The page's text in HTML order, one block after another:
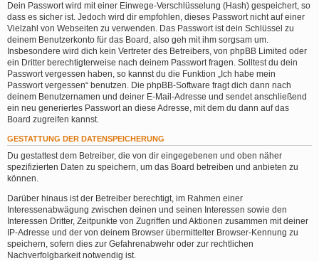
Dein Passwort wird mit einer Einwege-Verschlüsselung (Hash) gespeichert, so
dass es sicher ist. Jedoch wird dir empfohlen, dieses Passwort nicht auf einer
Vielzahl von Webseiten zu verwenden. Das Passwort ist dein Schlüssel zu
deinem Benutzerkonto für das Board, also geh mit ihm sorgsam um.
Insbesondere wird dich kein Vertreter des Betreibers, von phpBB Limited oder
ein Dritter berechtigterweise nach deinem Passwort fragen. Solltest du dein
Passwort vergessen haben, so kannst du die Funktion „Ich habe mein
Passwort vergessen“ benutzen. Die phpBB-Software fragt dich dann nach
deinem Benutzernamen und deiner E-Mail-Adresse und sendet anschließend
ein neu generiertes Passwort an diese Adresse, mit dem du dann auf das
Board zugreifen kannst.
GESTATTUNG DER DATENSPEICHERUNG
Du gestattest dem Betreiber, die von dir eingegebenen und oben näher
spezifizierten Daten zu speichern, um das Board betreiben und anbieten zu
können.
Darüber hinaus ist der Betreiber berechtigt, im Rahmen einer
Interessenabwägung zwischen deinen und seinen Interessen sowie den
Interessen Dritter, Zeitpunkte von Zugriffen und Aktionen zusammen mit deiner
IP-Adresse und der von deinem Browser übermittelter Browser-Kennung zu
speichern, sofern dies zur Gefahrenabwehr oder zur rechtlichen
Nachverfolgbarkeit notwendig ist.